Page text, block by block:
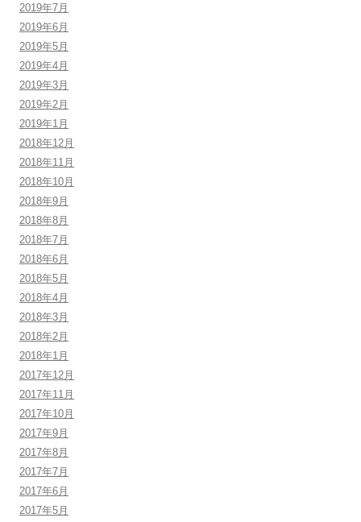
2019年7月
2019年6月
2019年5月
2019年4月
2019年3月
2019年2月
2019年1月
2018年12月
2018年11月
2018年10月
2018年9月
2018年8月
2018年7月
2018年6月
2018年5月
2018年4月
2018年3月
2018年2月
2018年1月
2017年12月
2017年11月
2017年10月
2017年9月
2017年8月
2017年7月
2017年6月
2017年5月